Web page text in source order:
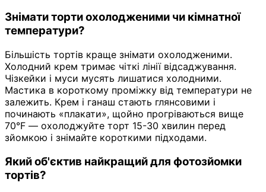
Знімати торти охолодженими чи кімнатної
температури?
Більшість тортів краще знімати охолодженими.
Холодний крем тримає чіткі лінії відсаджування.
Чізкейки і муси мусять лишатися холодними.
Мастика в короткому проміжку від температури не
залежить. Крем і ганаш стають глянсовими і
починають «плакати», щойно прогріваються вище
70°F — охолоджуйте торт 15-30 хвилин перед
зйомкою і знімайте короткими підходами.
Який об'єктив найкращий для фотозйомки
тортів?